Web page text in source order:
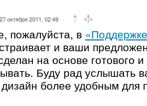
27 октября 2011, 02:49
пожалуйста, в
и ваши
на основе готового
Буду рад услышать
более удобным для